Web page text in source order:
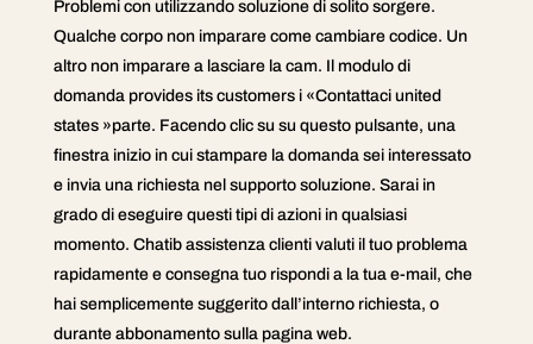
Problemi con utilizzando soluzione di solito sorgere.
Qualche corpo non imparare come cambiare codice. Un
altro non imparare a lasciare la cam. Il modulo di
domanda provides its customers i «Contattaci united
states »parte. Facendo clic su su questo pulsante, una
finestra inizio in cui stampare la domanda sei interessato
e invia una richiesta nel supporto soluzione. Sarai in
grado di eseguire questi tipi di azioni in qualsiasi
momento. Chatib assistenza clienti valuti il tuo problema
rapidamente e consegna tuo rispondi a la tua e-mail, che
hai semplicemente suggerito dall’interno richiesta, o
durante abbonamento sulla pagina web.